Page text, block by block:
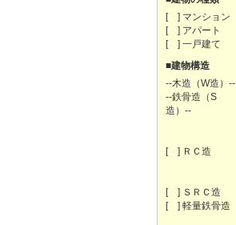
[ ] マンション
[ ] アパート
[ ] 一戸建て
■建物構造
--木造（W造）--
--鉄骨造（S
造）--
[ ] ＲＣ造
[ ] ＳＲＣ造
[ ] 軽量鉄骨造